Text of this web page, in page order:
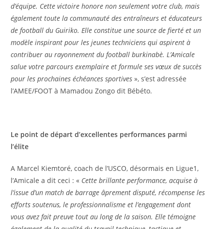
d’équipe. Cette victoire honore non seulement votre club, mais
également toute la communauté des entraîneurs et éducateurs
de football du Guiriko. Elle constitue une source de fierté et un
modèle inspirant pour les jeunes techniciens qui aspirent à
contribuer au rayonnement du football burkinabè. L’Amicale
salue votre parcours exemplaire et formule ses vœux de succès
pour les prochaines échéances sportives », s’est adressée
l’AMEE/FOOT à Mamadou Zongo dit Bébéto.
Le point de départ d’excellentes performances parmi
l’élite
A Marcel Kiemtoré, coach de l’USCO, désormais en Ligue1,
l’Amicale a dit ceci : « Cette brillante performance, acquise à
l’issue d’un match de barrage âprement disputé, récompense les
efforts soutenus, le professionnalisme et l’engagement dont
vous avez fait preuve tout au long de la saison. Elle témoigne